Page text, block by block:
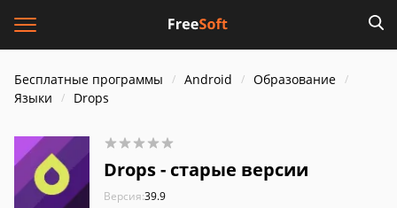
Бесплатные программы Android
Образование
Языки
Drops
Drops - старые версии
Версия:39.9